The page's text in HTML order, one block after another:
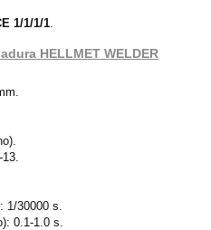
1/1/1/1
HELLMET WELDER
1/30000 s.
0.1-1.0 s.